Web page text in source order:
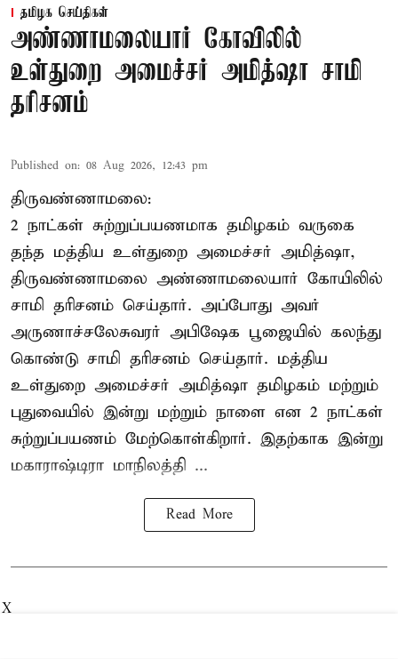
தமிழக செய்திகள்
அண்ணாமலையார் கோவிலில்
உள்துறை அமைச்சர் அமித்ஷா சாமி
தரிசனம்
Published on: 08 Aug 2026, 12:43 pm
திருவண்ணாமலை:
2 நாட்கள் சுற்றுப்பயணமாக தமிழகம் வருகை
தந்த மத்திய உள்துறை அமைச்சர் அமித்ஷா,
திருவண்ணாமலை அண்ணாமலையார் கோயிலில்
சாமி தரிசனம் செய்தார். அப்போது அவர்
அருணாச்சலேசுவரர் அபிஷேக பூஜையில் கலந்து
கொண்டு சாமி தரிசனம் செய்தார். மத்திய
உள்துறை அமைச்சர் அமித்ஷா தமிழகம் மற்றும்
புதுவையில் இன்று மற்றும் நாளை என 2 நாட்கள்
சுற்றுப்பயணம் மேற்கொள்கிறார். இதற்காக இன்று
மகாராஷ்டிரா மாநிலத்தி ...
Read More
X